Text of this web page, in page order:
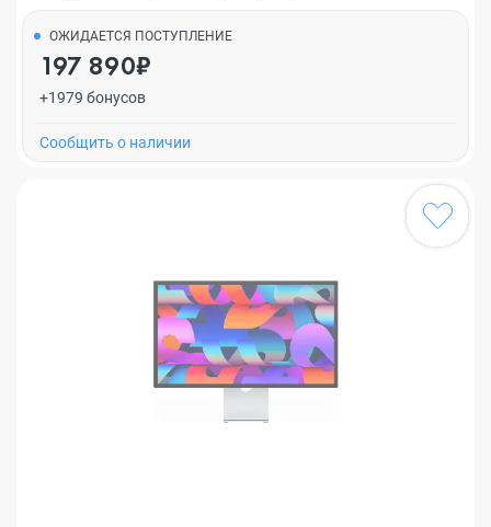
ОЖИДАЕТСЯ ПОСТУПЛЕНИЕ
197 890₽
+1979 бонусов
Cообщить о наличии